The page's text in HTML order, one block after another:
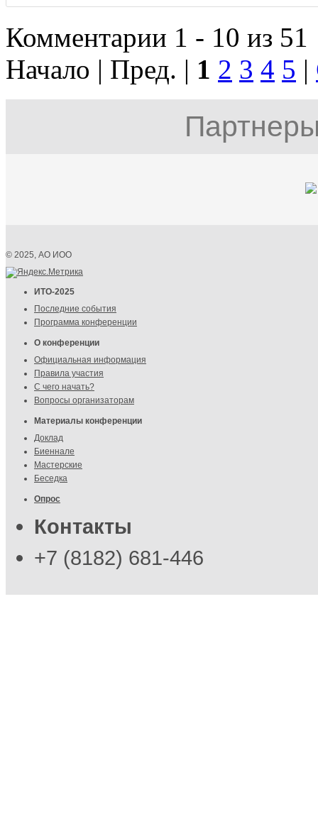
Комментарии 1 - 10 из 51
Начало | Пред. | 1 2 3 4 5 |
© 2025, АО ИОО
ИТО-2025
Последние события
Программа конференции
О конференции
Официальная информация
Правила участия
С чего начать?
Вопросы организаторам
Материалы конференции
Доклад
Биеннале
Мастерские
Беседка
Опрос
Контакты
+7 (8182) 681-446